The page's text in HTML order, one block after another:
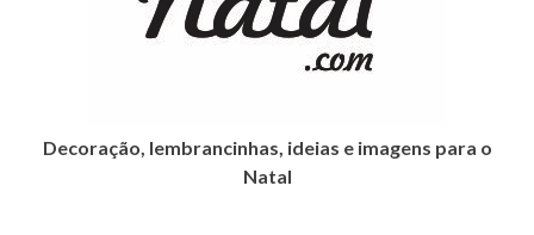
Decoração, lembrancinhas, ideias e imagens para o
Natal